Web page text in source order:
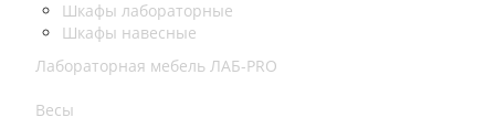
Шкафы лабораторные
Шкафы навесные
Лабораторная мебель ЛАБ-PRO
Весы